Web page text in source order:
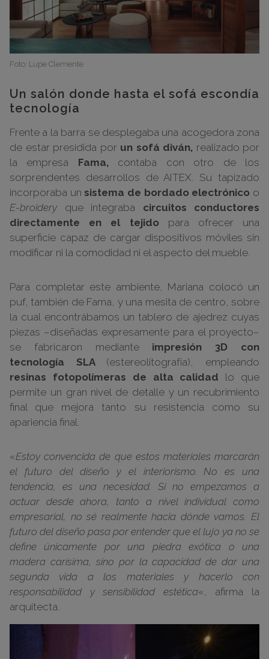
Foto: Lupe Clemente
Un salón donde hasta el sofá escondía
tecnología
Frente a la barra se desplegaba una acogedora zona
de estar presidida por un sofá diván, realizado por
la empresa Fama,contaba con otro de los
sorprendentes desarrollos de AITEX. Su tapizado
incorporaba un sistema de bordado electrónico o
E-broidery que integraba circuitos conductores
directamente en el tejido para ofrecer una
superficie capaz de cargar dispositivos móviles sin
modificar ni la comodidad ni el aspecto del mueble.
Para completar este ambiente, Mariana colocó un
puf, también de Fama, y una mesita de centro, sobre
la cual encontrábamos un tablero de ajedrez cuyas
piezas –diseñadas expresamente para el proyecto–
se fabricaron mediante impresión 3D con
tecnología SLA (estereolitografía), empleando
resinas fotopolímeras de alta calidad lo que
permite un gran nivel de detalle y un recubrimiento
final que mejora tanto su resistencia como su
apariencia final.
«Estoy convencida de que estos materiales marcarán
el futuro del diseño y el interiorismo. No es una
tendencia, es una necesidad. Si no empezamos a
actuar desde ahora, tanto a nivel individual como
empresarial, no sé realmente hacia dónde vamos. El
futuro del diseño pasa por entender que el lujo ya no se
define únicamente por una piedra exótica o una
madera carísima, sino por la capacidad de dar una
segunda vida a los materiales y hacerlo con
responsabilidad y sensibilidad estética«, afirma la
arquitecta.